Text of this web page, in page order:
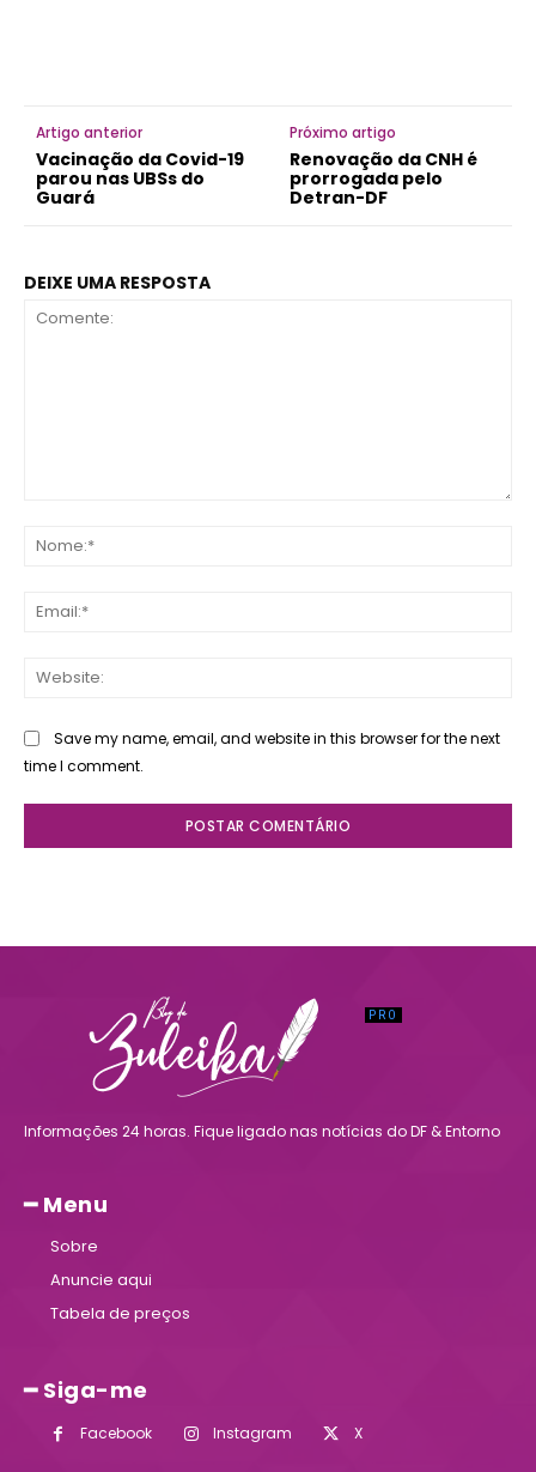
Artigo anterior
Vacinação da Covid-19
parou nas UBSs do
Guará
Próximo artigo
Renovação da CNH é
prorrogada pelo
Detran-DF
DEIXE UMA RESPOSTA
Save my name, email, and website in this browser for the next
time I comment.
Informações 24 horas. Fique ligado nas notícias do DF & Entorno
━ Menu
Sobre
Anuncie aqui
Tabela de preços
━ Siga-me
Facebook Instagram X